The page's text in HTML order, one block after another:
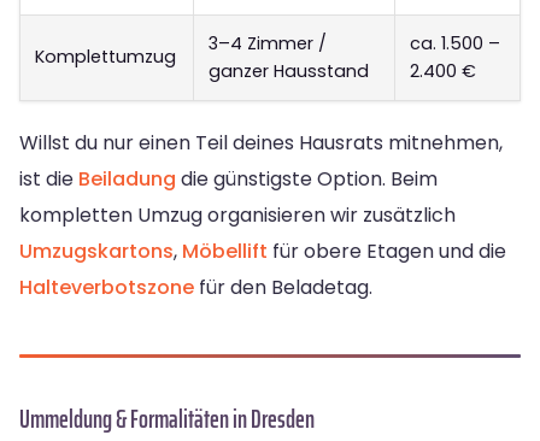
Komplettumzug
3–4 Zimmer /
ganzer Hausstand
ca. 1.500 –
2.400 €
Willst du nur einen Teil deines Hausrats mitnehmen,
ist die Beiladung die günstigste Option. Beim
kompletten Umzug organisieren wir zusätzlich
Umzugskartons, Möbellift für obere Etagen und die
Halteverbotszone für den Beladetag.
Ummeldung & Formalitäten in Dresden